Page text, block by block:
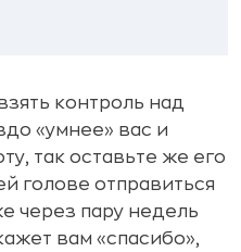
контроль над
«умнее» вас и
так оставьте же его
голове отправиться
через пару недель
вам «спасибо»,